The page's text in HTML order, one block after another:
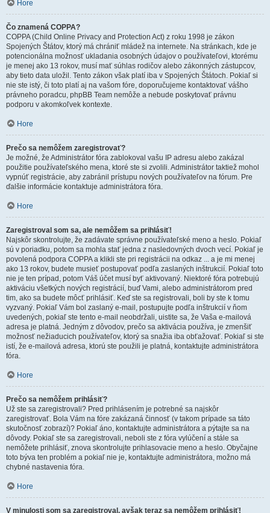
Hore
Čo znamená COPPA?
COPPA (Child Online Privacy and Protection Act) z roku 1998 je zákon
Spojených Štátov, ktorý má chrániť mládež na internete. Na stránkach, kde je
potencionálna možnosť ukladania osobných údajov o používateľovi, ktorému
je menej ako 13 rokov, musí mať súhlas rodičov alebo zákonných zástupcov,
aby tieto data uložil. Tento zákon však platí iba v Spojených Štátoch. Pokiaľ si
nie ste istý, či toto platí aj na vašom fóre, doporučujeme kontaktovať vášho
právneho poradcu, phpBB Team nemôže a nebude poskytovať právnu
podporu v akomkoľvek kontexte.
Hore
Prečo sa nemôžem zaregistrovať?
Je možné, že Administrátor fóra zablokoval vašu IP adresu alebo zakázal
použitie používateľského mena, ktoré ste si zvolili. Administrátor taktiež mohol
vypnúť registrácie, aby zabránil prístupu nových používateľov na fórum. Pre
ďalšie informácie kontaktuje administrátora fóra.
Hore
Zaregistroval som sa, ale nemôžem sa prihlásiť!
Najskôr skontrolujte, že zadávate správne používateľské meno a heslo. Pokiaľ
sú v poriadku, potom sa mohla stať jedna z nasledovných dvoch vecí. Pokiaľ je
povolená podpora COPPA a klikli ste pri registrácii na odkaz ... a je mi menej
ako 13 rokov, budete musieť postupovať podľa zaslaných inštrukcií. Pokiaľ toto
nie je ten prípad, potom Váš účet musí byť aktivovaný. Niektoré fóra potrebujú
aktiváciu všetkých nových registrácií, buď Vami, alebo administrátorom pred
tim, ako sa budete môcť prihlásiť. Keď ste sa registrovali, boli by ste k tomu
vyzvaný. Pokiaľ Vám bol zaslaný e-mail, postupujte podľa inštrukcií v ňom
uvedených, pokiaľ ste tento e-mail neobdržali, uistite sa, že Vaša e-mailová
adresa je platná. Jedným z dôvodov, prečo sa aktivácia používa, je zmenšiť
možnosť nežiaducich používateľov, ktorý sa snažia iba obťažovať. Pokiaľ si ste
istí, že e-mailová adresa, ktorú ste použili je platná, kontaktujte administrátora
fóra.
Hore
Prečo sa nemôžem prihlásiť?
Už ste sa zaregistrovali? Pred prihlásením je potrebné sa najskôr
zaregistrovať. Bola Vám na fóre zakázaná činnosť (v takom prípade sa táto
skutočnosť zobrazí)? Pokiaľ áno, kontaktujte administrátora a pýtajte sa na
dôvody. Pokiaľ ste sa zaregistrovali, neboli ste z fóra vylúčení a stále sa
nemôžete prihlásiť, znova skontrolujte prihlasovacie meno a heslo. Obyčajne
toto býva ten problém a pokiaľ nie je, kontaktujte administrátora, možno má
chybné nastavenia fóra.
Hore
V minulosti som sa zaregistroval, avšak teraz sa nemôžem prihlásiť!